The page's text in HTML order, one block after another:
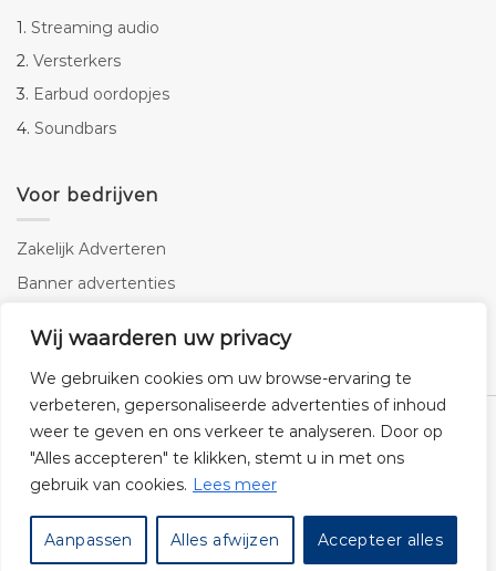
Wij waarderen uw privacy
We gebruiken cookies om uw browse-ervaring te
verbeteren, gepersonaliseerde advertenties of inhoud
weer te geven en ons verkeer te analyseren. Door op
"Alles accepteren" te klikken, stemt u in met ons
gebruik van cookies. Lees meer
Aanpassen Alles afwijzen Accepteer alles
1. Streaming audio
2. Versterkers
3. Earbud oordopjes
4. Soundbars
Voor bedrijven
Zakelijk Adverteren
Banner advertenties
SEO copywriting
© 2026 -Audiogigant